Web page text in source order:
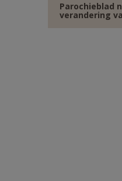
Parochieblad
verandering